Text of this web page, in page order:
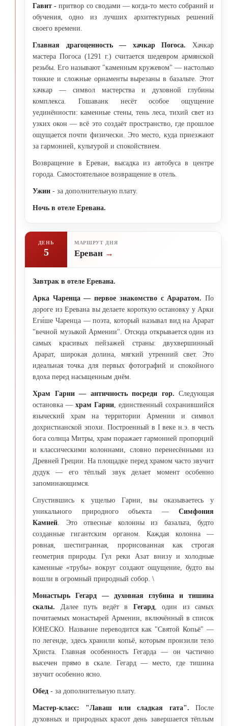
Гавит -притвор со сводами — когда-то место собраний и
обучения, одно из лучших архитектурных решений
своего времени.
Главная драгоценность — хачкар Погоса. Хачкар
мастера Погоса (1291 г.) считается шедевром армянской
резьбы. Его называют "каменным кружевом" — настолько
тонкие и сложные орнаменты вырезаны в базальте. Этот
хачкар — символ мастерства и духовной глубины
комплекса. Гошаванк несёт особое ощущение
уединённости: каменные стены, тень леса, тихий свет из
узких окон — всё это создаёт пространство, где прошлое
ощущается почти физически. Это место, куда приезжают
за гармонией, культурой и спокойствием.
Возвращение в Ереван, высадка из автобуса в центре
города. Самостоятельное возвращение в отель.
Ужин - за дополнительную плату.
Ночь в отеле Еревана.
ДЕНЬ
5
МАРШРУТ ДНЯ
Ереван
Завтрак в отеле Еревана.
Арка Чаренца — первое знакомство с Араратом. По
дороге из Еревана вы делаете короткую остановку у Арки
Еги́ше Чаренца — поэта, который называл вид на Арарат
"вечной музыкой Армении". Отсюда открывается один из
самых красивых пейзажей страны: двухвершинный
Арарат, широкая долина, мягкий утренний свет. Это
идеальная точка для первых фотографий и спокойного
вдоха перед насыщенным днём.
Храм Гарни — античность посреди гор. Следующая
остановка — храм Гарни , единственный сохранившийся
языческий храм на территории Армении и символ
дохристианской эпохи. Построенный в I веке н.э. в честь
бога солнца Митры, храм поражает гармонией пропорций
и классическими колоннами, словно перенесёнными из
Древней Греции. На площадке перед храмом часто звучит
дудук — его тёплый звук делает момент особенно
запоминающимся.
Спустившись к ущелью Гарни, вы оказываетесь у
уникального природного объекта — Симфония
Камней . Это отвесные колонны из базальта, будто
созданные гигантским органом. Каждая колонна —
ровная, шестигранная, прорисованная как строгая
геометрия природы. Гул реки Азат внизу и холодные
каменные «трубы» вокруг создают ощущение, будто вы
вошли в огромный природный собор. \
Монастырь Гегард — духовная глубина и тишина
скалы. Далее путь ведёт в Гегард, один из самых
почитаемых монастырей Армении, включённый в список
ЮНЕСКО. Название переводится как "Святой Копьё" —
по легенде, здесь хранили копьё, которым пронзили тело
Христа. Главная особенность Гегарда — он частично
высечен прямо в скале. Гегард — место, где тишина
звучит особенно ясно.
Обед - за дополнительную плату.
Мастер-класс: "Лаваш или сладкая гата". После
духовных и природных красот день завершается тёплым